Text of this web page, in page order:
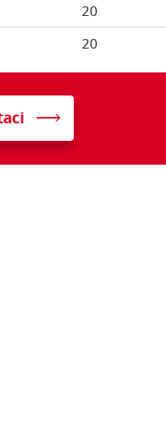
20
20